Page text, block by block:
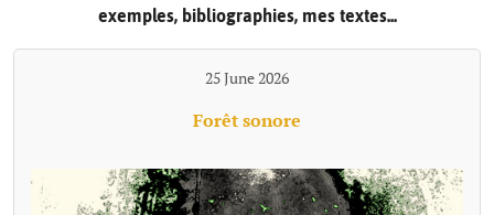
exemples, bibliographies, mes textes...
25 June 2026
Forêt sonore